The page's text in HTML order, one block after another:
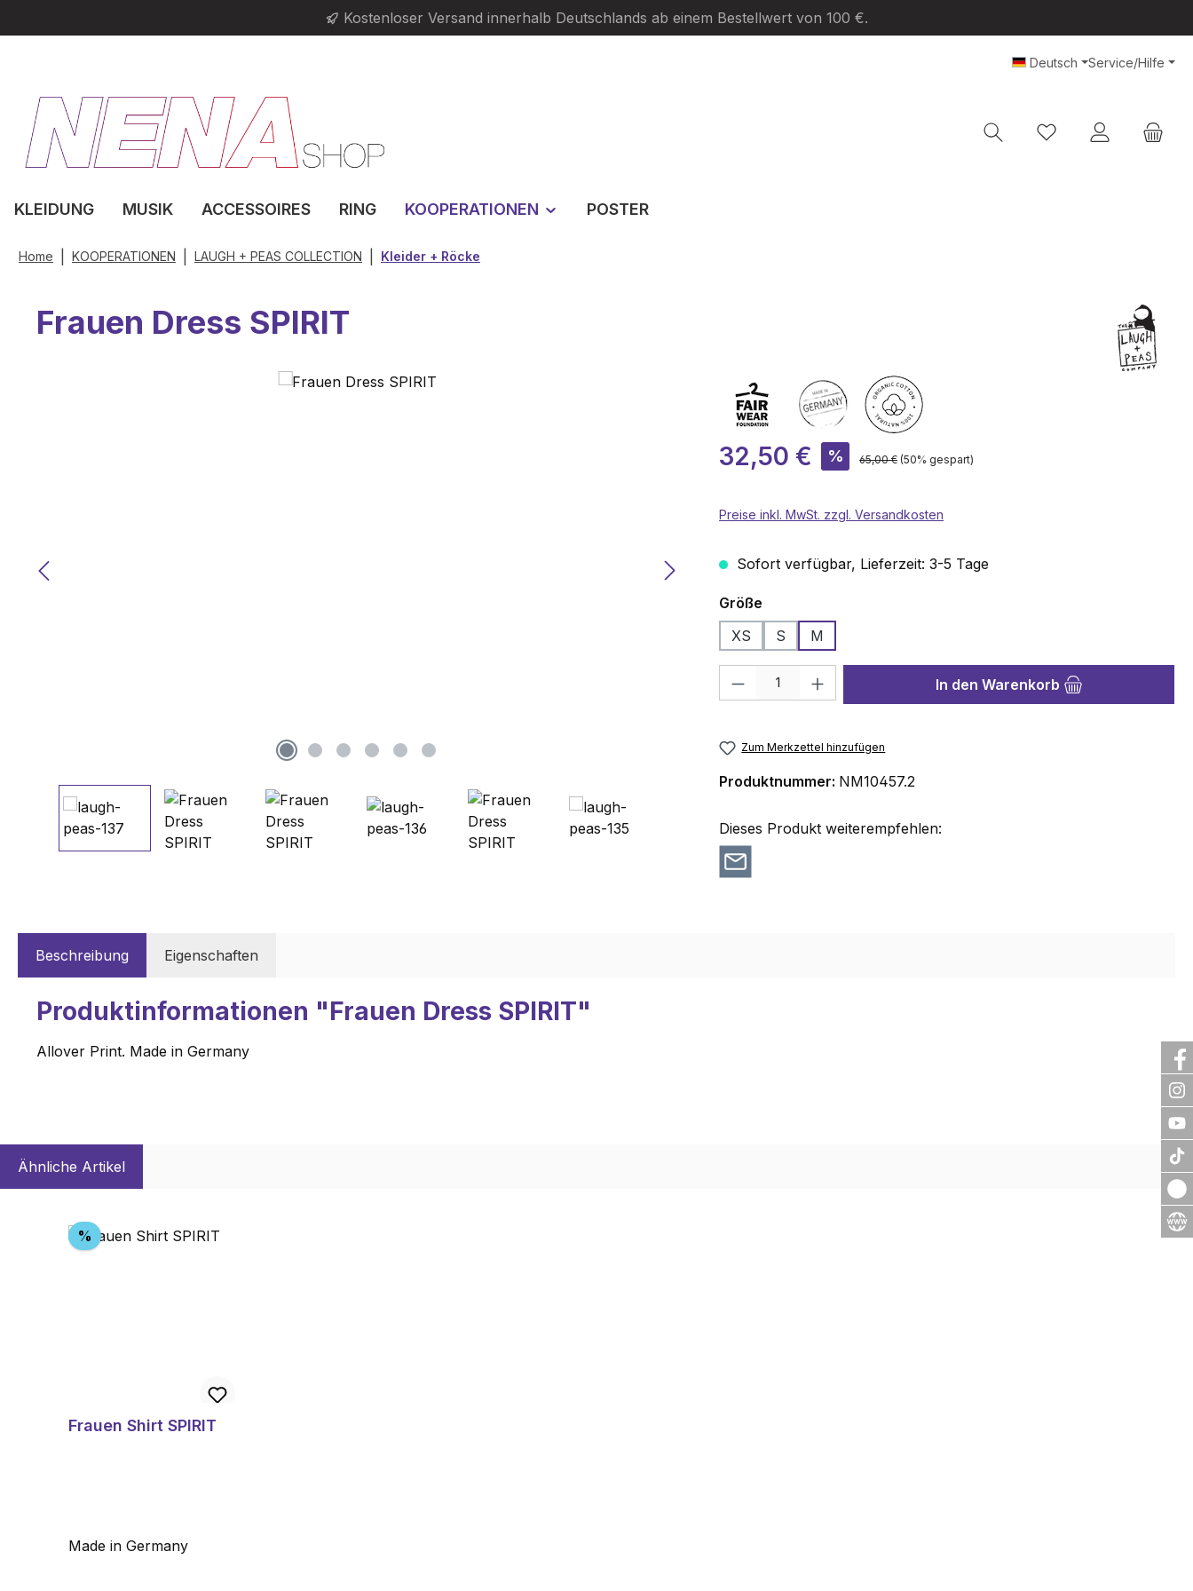
Kostenloser Versand innerhalb Deutschlands ab einem Bestellwert von 100 €.
Deutsch Service/Hilfe
Du hast 0 Produkte
KLEIDUNG MUSIK ACCESSOIRES RING KOOPERATIONEN POSTER
Home KOOPERATIONEN LAUGH + PEAS COLLECTION Kleider + Röcke
Frauen Dress SPIRIT
Verkaufspreis:
32,50 € % Regulärer Preis:
65,00 € (50% gespart)
Preise inkl. MwSt. zzgl. Versandkosten
Sofort verfügbar, Lieferzeit: 3-5 Tage
Größe
XS
S M
Produkt Anzahl: Gib den gewünschten Wert ein oder benutze die
In den Warenkorb
Zum Merkzettel hinzufügen
Produktnummer: NM10457.2
Dieses Produkt weiterempfehlen:
Beschreibung Eigenschaften
Produktinformationen "Frauen Dress SPIRIT"
Allover Print. Made in Germany
Ähnliche Artikel
Produktgalerie überspringen
% Rabatt
Frauen Shirt SPIRIT
Made in Germany